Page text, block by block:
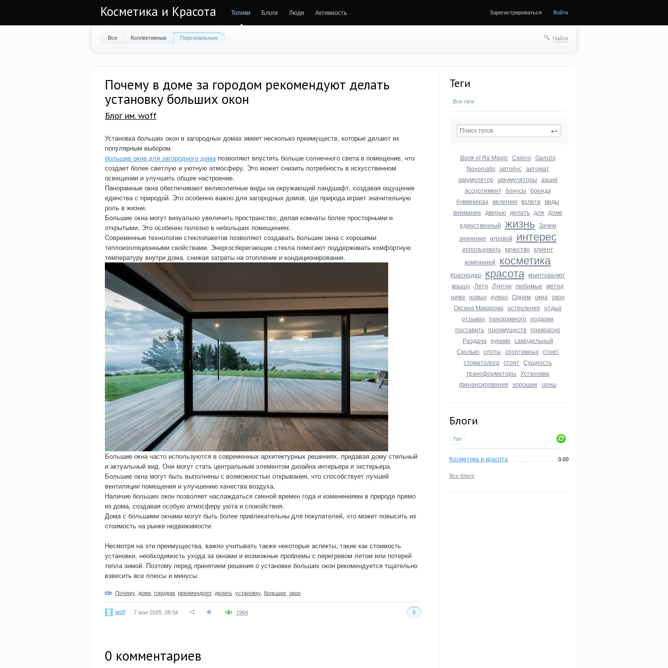
Косметика и Красота Топики Блоги Люди Активность Зарегистрироваться Войти
Все Коллективные Персональные Найти
Теги
Все теги
Book of Ra Magic Casino Gamzix
Novomatic автобус автомат
аккумулятор аккумуляторы акций
ассортимент бонусы бренда
букмекерах велению взлете виды
внимание дверью делать для доме
единственный жизнь Зачем
значение игровой интерес
использовать качество клиент
компанией косметика
Краснодар красота криптовалют
крышу Лето Лунтик любимые метод
ниже новых нужно Одним окна окон
Оксана Макарова остекления отдых
отзывах панорамного подарки
поставить преимуществ прекрасно
Раздача руками самодельный
Сколько слоты спортивных стоит
стоматолога стоят Сущность
трансформаторы Установка
финансирования хорошие цены
Блоги
Топ
Косметика и красота 0.00
Все блоги
Почему в доме за городом рекомендуют делать
установку больших окон
Блог им. woff
Установка больших окон в загородных домах имеет несколько преимуществ, которые делают их
популярным выбором.
большие окна для загородного домапозволяют впустить больше солнечного света в помещение, что
создает более светлую и уютную атмосферу. Это может снизить потребность в искусственном
освещении и улучшить общее настроение.
Панорамные окна обеспечивают великолепные виды на окружающий ландшафт, создавая ощущение
единства с природой. Это особенно важно для загородных домов, где природа играет значительную
роль в жизни.
Большие окна могут визуально увеличить пространство, делая комнаты более просторными и
открытыми. Это особенно полезно в небольших помещениях.
Современные технологии стеклопакетов позволяют создавать большие окна с хорошими
теплоизоляционными свойствами. Энергосберегающие стекла помогают поддерживать комфортную
температуру внутри дома, снижая затраты на отопление и кондиционирование.
Большие окна часто используются в современных архитектурных решениях, придавая дому стильный
и актуальный вид. Они могут стать центральным элементом дизайна интерьера и экстерьера.
Большие окна могут быть выполнены с возможностью открывания, что способствует лучшей
вентиляции помещения и улучшению качества воздуха.
Наличие больших окон позволяет наслаждаться сменой времен года и изменениями в природе прямо
из дома, создавая особую атмосферу уюта и спокойствия.
Дома с большими окнами могут быть более привлекательны для покупателей, что может повысить их
стоимость на рынке недвижимости.
Несмотря на эти преимущества, важно учитывать также некоторые аспекты, такие как стоимость
установки, необходимость ухода за окнами и возможные проблемы с перегревом летом или потерей
тепла зимой. Поэтому перед принятием решения о установке больших окон рекомендуется тщательно
взвесить все плюсы и минусы.
Почему доме городом рекомендуют делать установку больших окон
woff 7 мая 2025, 08:34 0
1964
0 комментариев